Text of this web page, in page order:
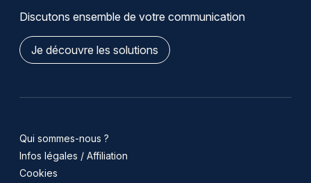
Discutons ensemble de votre communication
Je découvre les solutions
Qui sommes-nous ?
Infos légales / Affiliation
Cookies